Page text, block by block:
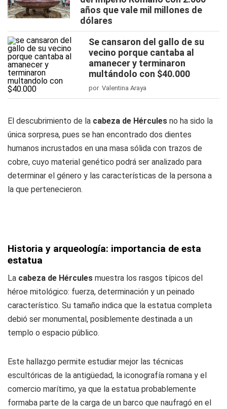
años que vale mil millones de
dólares
Se cansaron del gallo de su
vecino porque cantaba al
amanecer y terminaron
multándolo con $40.000
por Valentina Araya
El descubrimiento de la cabeza de Hércules no ha sido la
única sorpresa, pues se han encontrado dos dientes
humanos incrustados en una masa sólida con trazos de
cobre, cuyo material genético podrá ser analizado para
determinar el género y las características de la persona a
la que pertenecieron.
Historia y arqueología: importancia de esta
estatua
La cabeza de Hércules muestra los rasgos típicos del
héroe mitológico: fuerza, determinación y un peinado
característico. Su tamaño indica que la estatua completa
debió ser monumental, posiblemente destinada a un
templo o espacio público.
Este hallazgo permite estudiar mejor las técnicas
escultóricas de la antigüedad, la iconografía romana y el
comercio marítimo, ya que la estatua probablemente
formaba parte de la carga de un barco que naufragó en el